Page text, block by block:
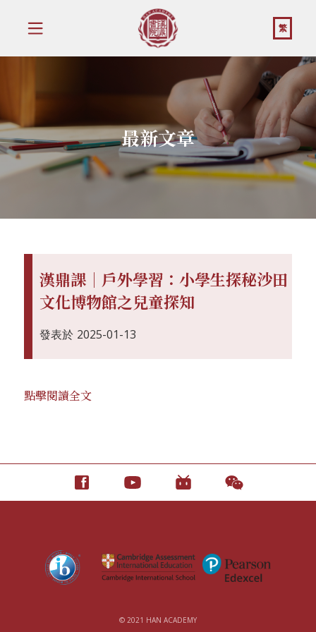
繁
最新文章
漢鼎課｜戶外學習：小學生探秘沙田
文化博物館之兒童探知
發表於 2025-01-13
點擊閱讀全文
© 2021 HAN ACADEMY